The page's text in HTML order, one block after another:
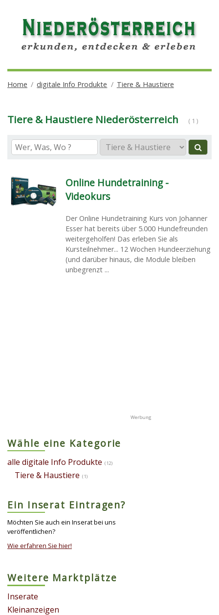
Home digitale Info Produkte Tiere & Haustiere
Tiere & Haustiere Niederösterreich ( 1 )
Online Hundetraining -
Videokurs
Der Online Hundetraining Kurs von Johanner
Esser hat bereits über 5.000 Hundefreunden
weitergeholfen! Das erleben Sie als
Kursteilnehmer... 12 Wochen Hundeerziehung
(und darüber hinaus, die Module bleiben
unbegrenzt ...
Wähle eine Kategorie
alle digitale Info Produkte (12)
Tiere & Haustiere (1)
Ein Inserat Eintragen?
Möchten Sie auch ein Inserat bei uns
veröffentlichen?
Wie erfahren Sie hier!
Weitere Marktplätze
Inserate
Kleinanzeigen